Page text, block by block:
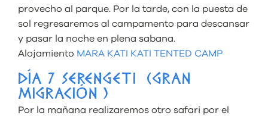
provecho al parque. Por la tarde, con la puesta de
sol regresaremos al campamento para descansar
y pasar la noche en plena sabana.
Alojamiento MARA KATI KATI TENTED CAMP
DÍA 7 SERENGETI (GRAN
MIGRACIÓN )
Por la mañana realizaremos otro safari por el